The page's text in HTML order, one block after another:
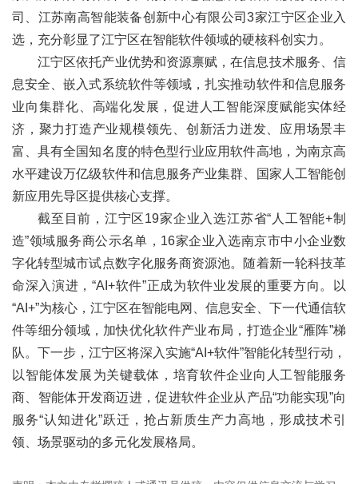
司、江苏南高智能装备创新中心有限公司3家江宁区企业入
选，充分彰显了江宁区在智能软件领域的硬核科创实力。
江宁区依托产业优势和资源禀赋，在信息技术服务、信
息安全、嵌入式系统软件等领域，扎实推动软件和信息服务
业向集群化、高端化发展，促进人工智能深度赋能实体经
济，聚力打造产业规模领先、创新活力迸发、应用场景丰
富、具有全国知名度的特色型行业应用软件高地，为南京高
水平建设万亿级软件和信息服务产业集群、国家人工智能创
新应用先导区提供核心支撑。
截至目前，江宁区19家企业入选江苏省“人工智能+制
造”领域服务商公示名单，16家企业入选南京市中小企业数
字化转型城市试点数字化服务商资源池。随着新一轮科技革
命深入演进，“AI+软件”正成为软件业发展的重要方向。以
“AI+”为核心，江宁区在智能电网、信息安全、下一代通信软
件等细分领域，加快优化软件产业布局，打造企业“雁阵”梯
队。下一步，江宁区将深入实施“AI+软件”智能化转型行动，
以‌智能体发展‌为关键载体，培育软件企业向人工智能服务
商、智能体开发商迈进，促进软件企业从产品“功能实现”向
服务“认知进化”跃迁，抢占新质生产力高地，形成技术引
领、场景驱动的多元化发展格局。